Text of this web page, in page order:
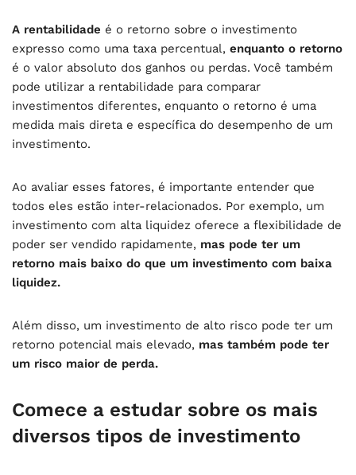
A rentabilidade é o retorno sobre o investimento
expresso como uma taxa percentual, enquanto o retorno
é o valor absoluto dos ganhos ou perdas. Você também
pode utilizar a rentabilidade para comparar
investimentos diferentes, enquanto o retorno é uma
medida mais direta e específica do desempenho de um
investimento.
Ao avaliar esses fatores, é importante entender que
todos eles estão inter-relacionados. Por exemplo, um
investimento com alta liquidez oferece a flexibilidade de
poder ser vendido rapidamente, mas pode ter um
retorno mais baixo do que um investimento com baixa
liquidez.
Além disso, um investimento de alto risco pode ter um
retorno potencial mais elevado, mas também pode ter
um risco maior de perda.
Comece a estudar sobre os mais
diversos tipos de investimento